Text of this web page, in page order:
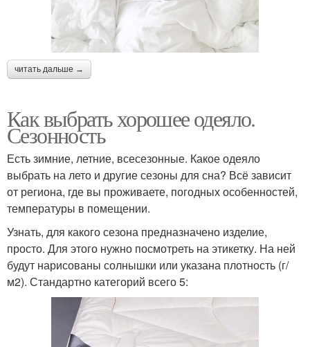
читать дальше →
Как выбрать хорошее одеяло.
Сезонность
Есть зимние, летние, всесезонные. Какое одеяло
выбрать на лето и другие сезоны для сна? Всё зависит
от региона, где вы проживаете, погодных особенностей,
температуры в помещении.
Узнать, для какого сезона предназначено изделие,
просто. Для этого нужно посмотреть на этикетку. На ней
будут нарисованы солнышки или указана плотность (г/
м2). Стандартно категорий всего 5: